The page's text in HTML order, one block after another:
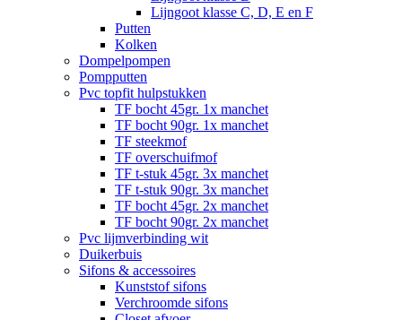
Lijngoot klasse C, D, E en F
Putten
Kolken
Dompelpompen
Pompputten
Pvc topfit hulpstukken
TF bocht 45gr. 1x manchet
TF bocht 90gr. 1x manchet
TF steekmof
TF overschuifmof
TF t-stuk 45gr. 3x manchet
TF t-stuk 90gr. 3x manchet
TF bocht 45gr. 2x manchet
TF bocht 90gr. 2x manchet
Pvc lijmverbinding wit
Duikerbuis
Sifons & accessoires
Kunststof sifons
Verchroomde sifons